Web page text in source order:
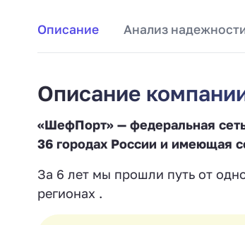
Описание Анализ
Описание
«ШефПорт» — федеральная
36 городах России и имеющая
За 6 лет мы прошли путь от
регионах .